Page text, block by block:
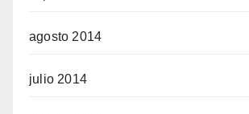
agosto 2014
julio 2014